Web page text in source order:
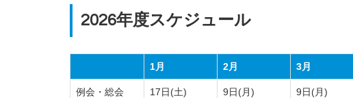
2026年度スケジュール
1月 2月 3月
例会・総会 17日(土) 9日(月)
9日(月)